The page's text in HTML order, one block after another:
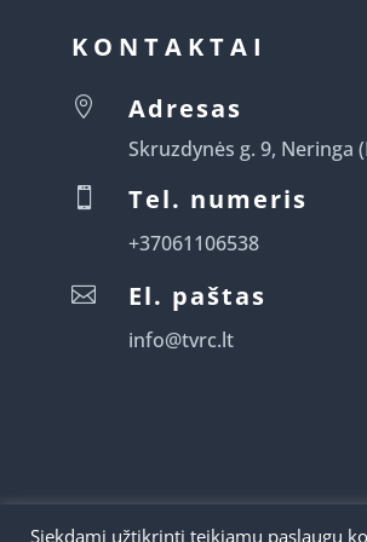
KONTAKTAI
 Adresas
Skruzdynės g. 9, Neringa
 Tel. numeris
+37061106538
 El. paštas
info@tvrc.lt
Siekdami užtikrinti teikiamų paslaugų